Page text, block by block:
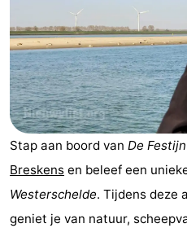
Campings
Hotels
Vakantiehuizen
-
Meersee
Beach
-
Stap aan boord van De Festijn
Breskens en beleef een
Westerschelde. Tijdens deze
geniet je van natuur,